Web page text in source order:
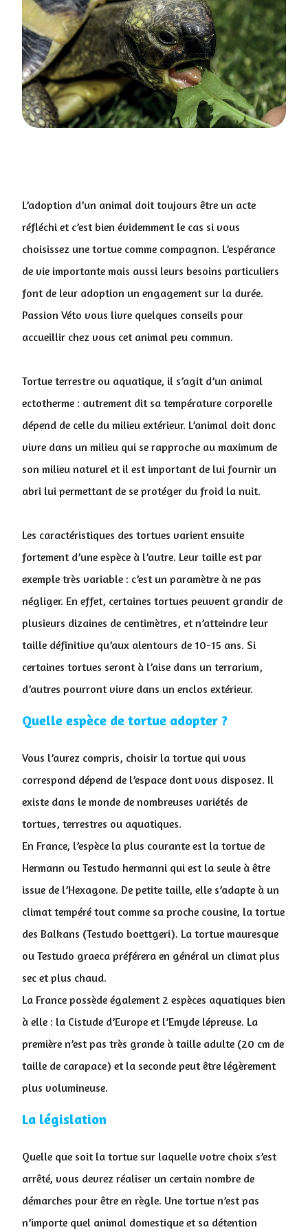
L’adoption d’un animal doit toujours être un acte
réfléchi et c’est bien évidemment le cas si vous
choisissez une tortue comme compagnon. L’espérance
de vie importante mais aussi leurs besoins particuliers
font de leur adoption un engagement sur la durée.
Passion Véto vous livre quelques conseils pour
accueillir chez vous cet animal peu commun.
Tortue terrestre ou aquatique, il s’agit d’un animal
ectotherme : autrement dit sa température corporelle
dépend de celle du milieu extérieur. L’animal doit donc
vivre dans un milieu qui se rapproche au maximum de
son milieu naturel et il est important de lui fournir un
abri lui permettant de se protéger du froid la nuit.
Les caractéristiques des tortues varient ensuite
fortement d’une espèce à l’autre. Leur taille est par
exemple très variable : c’est un paramètre à ne pas
négliger. En effet, certaines tortues peuvent grandir de
plusieurs dizaines de centimètres, et n’atteindre leur
taille définitive qu’aux alentours de 10-15 ans. Si
certaines tortues seront à l’aise dans un terrarium,
d’autres pourront vivre dans un enclos extérieur.
Quelle espèce de tortue adopter ?
Vous l’aurez compris, choisir la tortue qui vous
correspond dépend de l’espace dont vous disposez. Il
existe dans le monde de nombreuses variétés de
tortues, terrestres ou aquatiques.
En France, l’espèce la plus courante est la tortue de
Hermann ou Testudo hermanni qui est la seule à être
issue de l’Hexagone. De petite taille, elle s’adapte à un
climat tempéré tout comme sa proche cousine, la tortue
des Balkans (Testudo boettgeri). La tortue mauresque
ou Testudo graeca préférera en général un climat plus
sec et plus chaud.
La France possède également 2 espèces aquatiques bien
à elle : la Cistude d’Europe et l’Emyde lépreuse. La
première n’est pas très grande à taille adulte (20 cm de
taille de carapace) et la seconde peut être légèrement
plus volumineuse.
La législation
Quelle que soit la tortue sur laquelle votre choix s’est
arrêté, vous devrez réaliser un certain nombre de
démarches pour être en règle. Une tortue n’est pas
n’importe quel animal domestique et sa détention